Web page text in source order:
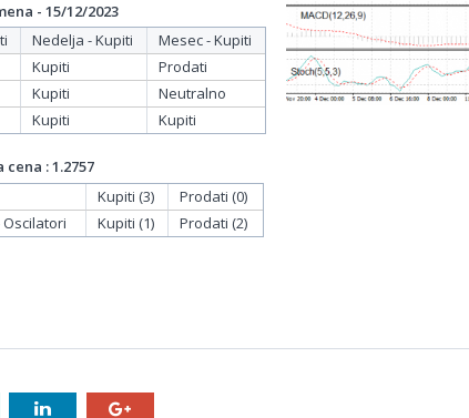
- 15/12/2023
Nedelja - Kupiti
Mesec - Kupiti
Kupiti
Prodati
Kupiti
Neutralno
Kupiti Kupiti
cena : 1.2757
Kupiti (3)
Prodati (0)
Kupiti (1) Prodati (2)